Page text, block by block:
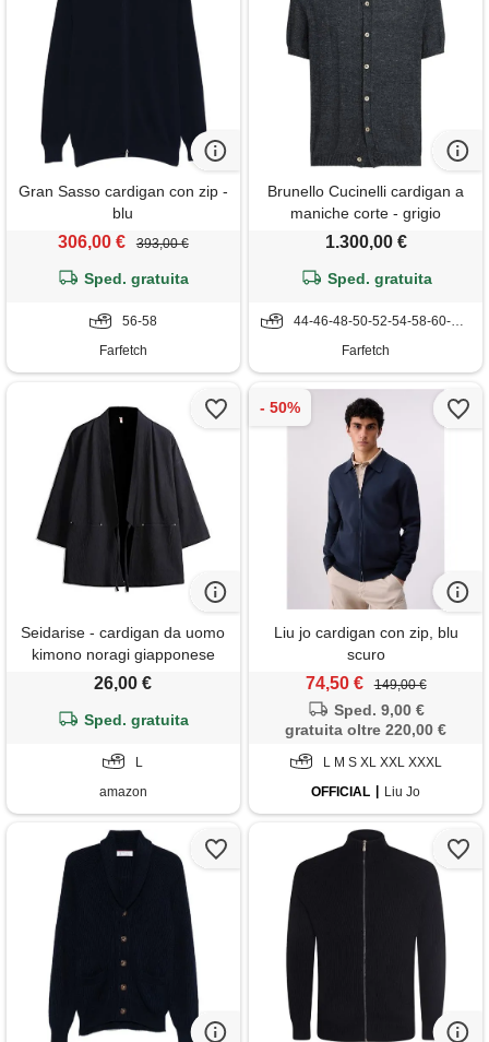
Gran Sasso cardigan con zip -
blu
306,00 € 393,00 €
Sped. gratuita
56-58
Farfetch
Brunello Cucinelli cardigan a
maniche corte - grigio
1.300,00 €
Sped. gratuita
44-46-48-50-52-54-58-60-62-64
Farfetch
Seidarise - cardigan da uomo
kimono noragi giapponese
yukata cappotto haori plus
26,00 €
Sped. gratuita
L
amazon
Liu jo cardigan con zip, blu
scuro
74,50 € 149,00 €
Sped. 9,00 €
gratuita oltre 220,00 €
L M S XL XXL XXXL
OFFICIAL
Liu Jo